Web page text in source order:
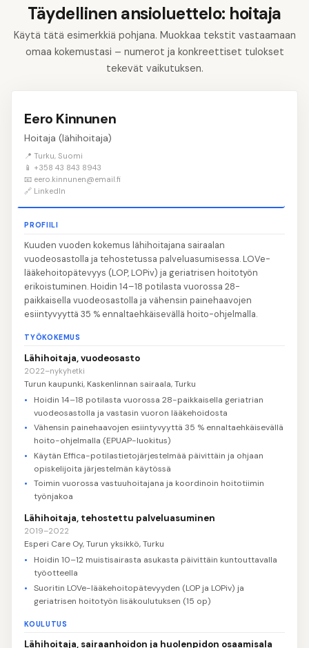
Täydellinen ansioluettelo: hoitaja
Käytä tätä esimerkkiä pohjana. Muokkaa tekstit vastaamaan
omaa kokemustasi – numerot ja konkreettiset tulokset
tekevät vaikutuksen.
Eero Kinnunen
Hoitaja (lähihoitaja)
📍 Turku, Suomi
📱 +358 43 843 8943
📧 eero.kinnunen@email.fi
🔗 LinkedIn
PROFIILI
Kuuden vuoden kokemus lähihoitajana sairaalan
vuodeosastolla ja tehostetussa palveluasumisessa. LOVe-
lääkehoitopätevyys (LOP, LOPiv) ja geriatrisen hoitotyön
erikoistuminen. Hoidin 14–18 potilasta vuorossa 28-
paikkaisella vuodeosastolla ja vähensin painehaavojen
esiintyvyyttä 35 % ennaltaehkäisevällä hoito-ohjelmalla.
TYÖKOKEMUS
Lähihoitaja, vuodeosasto
2022–nykyhetki
Turun kaupunki, Kaskenlinnan sairaala, Turku
Hoidin 14–18 potilasta vuorossa 28-paikkaisella geriatrian
vuodeosastolla ja vastasin vuoron lääkehoidosta
Vähensin painehaavojen esiintyvyyttä 35 % ennaltaehkäisevällä
hoito-ohjelmalla (EPUAP-luokitus)
Käytän Effica-potilastietojärjestelmää päivittäin ja ohjaan
opiskelijoita järjestelmän käytössä
Toimin vuorossa vastuuhoitajana ja koordinoin hoitotiimin
työnjakoa
Lähihoitaja, tehostettu palveluasuminen
2019–2022
Esperi Care Oy, Turun yksikkö, Turku
Hoidin 10–12 muistisairasta asukasta päivittäin kuntouttavalla
työotteella
Suoritin LOVe-lääkehoitopätevyyden (LOP ja LOPiv) ja
geriatrisen hoitotyön lisäkoulutuksen (15 op)
KOULUTUS
Lähihoitaja, sairaanhoidon ja huolenpidon osaamisala